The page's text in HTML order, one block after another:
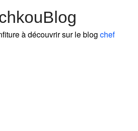
à découvrir sur le blog chef